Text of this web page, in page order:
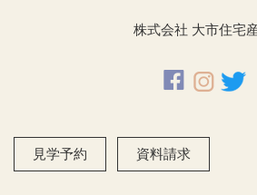
株式会社 大市住宅
見学予約 資料請求